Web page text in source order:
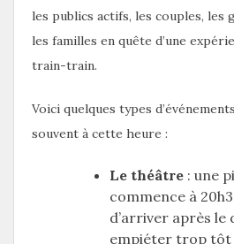
les publics actifs, les couples, les
les familles en quête d’une
train-train.
Voici quelques types
souvent à cette heure :
Le théâtre : une
commence à
d’arriver après le
empiéter trop tôt